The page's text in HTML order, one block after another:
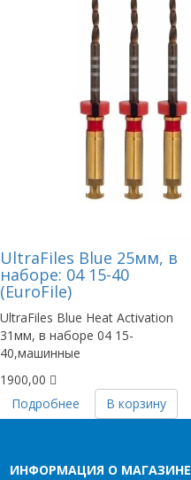
UltraFiles Blue 25мм, в
наборе: 04 15-40
(EuroFile)
UltraFiles Blue Heat Activation
31мм, в наборе 04 15-
40,машинные
1900,00
Подробнее
В корзину
ИНФОРМАЦИЯ О МАГАЗИНЕ